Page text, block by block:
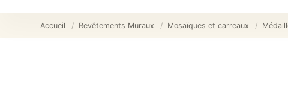
Accueil / Revêtements Muraux / Mosaïques et carreaux /